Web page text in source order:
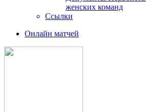
женских команд
Ссылки
Онлайн матчей